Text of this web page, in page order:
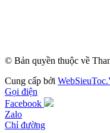
© Bản quyền thuộc về
Cung cấp bởi
Gọi điện
Facebook
Zalo
Chỉ đường